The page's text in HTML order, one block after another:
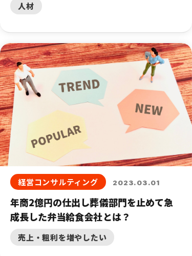
人材
経営コンサルティング 2023.03.01
年商2億円の仕出し葬儀部門を止めて急
成長した弁当給食会社とは？
売上・粗利を増やしたい